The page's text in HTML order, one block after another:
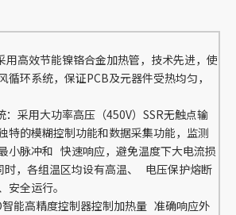
高效节能镍铬合金加热管，技术先进，使
循环系统，保证PCB及元器件受热均匀，
采用大功率高压（450V）SSR无触点输
特的模糊控制功能和数据采集功能，监测
小脉冲和 快速响应，避免温度下大电流损
，各组温区均设有高温、 电压保护熔断
安全运行。
高精度控制器控制加热量 准确响应外